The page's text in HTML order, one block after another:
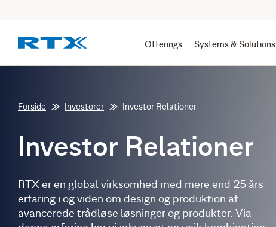
Offerings Systems & Solutions
Forside Investorer Investor Relationer
Investor Relationer
RTX er en global virksomhed med mere end 25 års
erfaring i og viden om design og produktion af
avancerede trådløse løsninger og produkter. Via